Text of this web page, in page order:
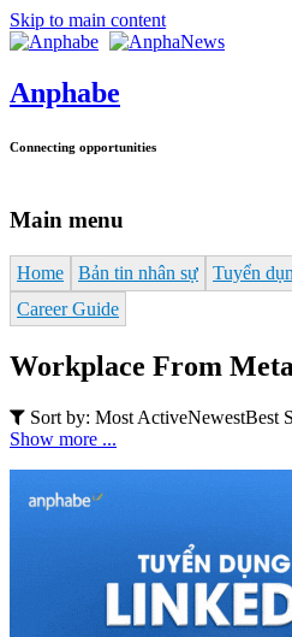
Skip to main content
Anphabe
Connecting opportunities
Main menu
Home Bản tin nhân sự Tuyển
Career Guide
Workplace From
Sort by: Most ActiveNewestBest
Show more ...